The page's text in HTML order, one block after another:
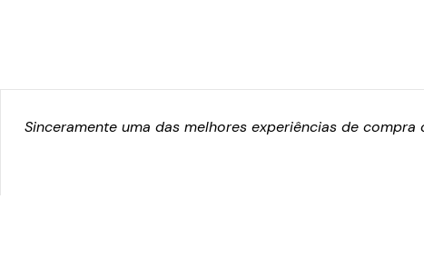
Sinceramente uma das melhores experiências de